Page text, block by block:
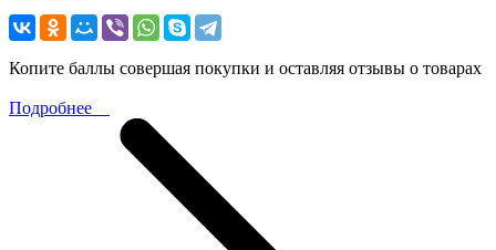
Копите баллы совершая покупки и оставляя отзывы о товарах
Подробнее